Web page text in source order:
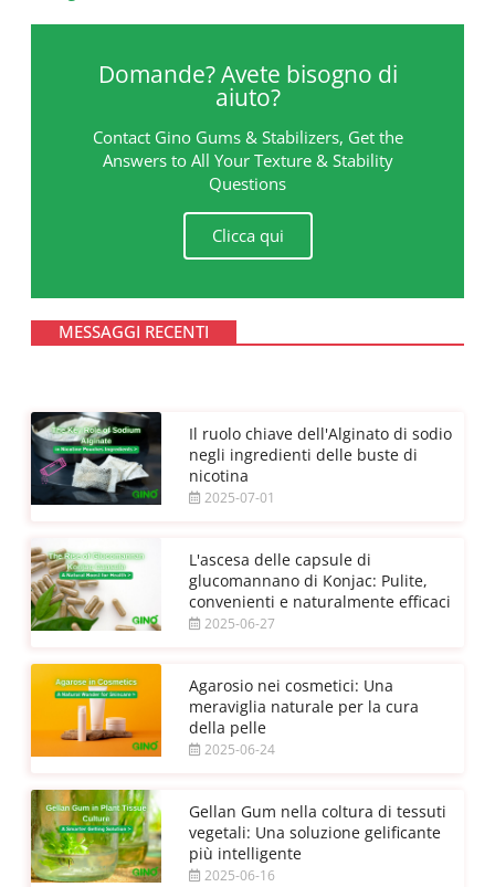
Domande? Avete bisogno di
aiuto?
Contact Gino Gums & Stabilizers, Get the
Answers to All Your Texture & Stability
Questions
Clicca qui
MESSAGGI RECENTI
Il ruolo chiave dell'Alginato di sodio
negli ingredienti delle buste di
nicotina
2025-07-01
L'ascesa delle capsule di
glucomannano di Konjac: Pulite,
convenienti e naturalmente efficaci
2025-06-27
Agarosio nei cosmetici: Una
meraviglia naturale per la cura
della pelle
2025-06-24
Gellan Gum nella coltura di tessuti
vegetali: Una soluzione gelificante
più intelligente
2025-06-16